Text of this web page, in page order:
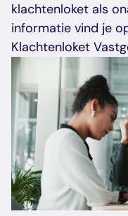
klachtenloket als
informatie vind je
Klachtenloket